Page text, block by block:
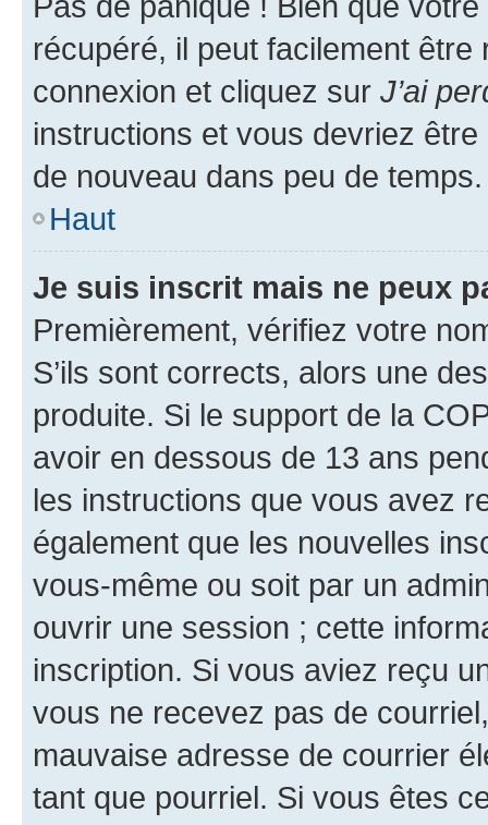
récupéré, il peut facilement
connexion et cliquez sur J’ai
instructions et vous devriez
de nouveau dans peu de temps.
Haut
Je suis inscrit mais ne peux
Premièrement, vérifiez votre
S’ils sont corrects, alors une
produite. Si le support de la
avoir en dessous de 13 ans
les instructions que vous avez
également que les nouvelles
vous-même ou soit par un
ouvrir une session ; cette
inscription. Si vous aviez reçu
vous ne recevez pas de
mauvaise adresse de courrier
tant que pourriel. Si vous êtes